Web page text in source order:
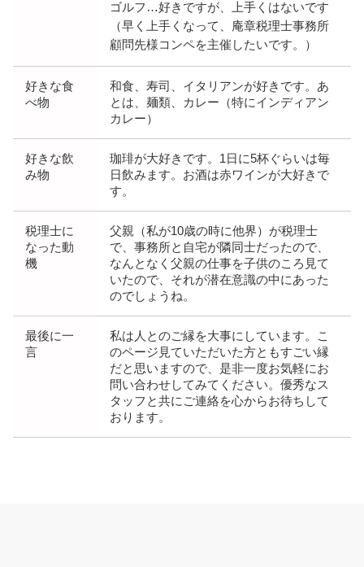
ゴルフ…好きですが、上手くはないです
（早く上手くなって、庵章税理士事務所
顧問先様コンペを主催したいです。）
好きな食
べ物
和食、寿司、イタリアンが好きです。あ
とは、麺類、カレー（特にインディアン
カレー）
好きな飲
み物
珈琲が大好きです。1日に5杯ぐらいは毎
日飲みます。お酒は赤ワインが大好きで
す。
税理士に
なった動
機
父親（私が10歳の時に他界）が税理士
で、事務所と自宅が隣同士だったので、
なんとなく父親の仕事を子供のころ見て
いたので、それが潜在意識の中にあった
のでしょうね。
最後に一
言
私は人とのご縁を大事にしています。こ
のページ見ていただいた方ともすごい縁
だと思いますので、是非一度お気軽にお
問い合わせしてみてください。優秀なス
タッフと共にご連絡を心からお待ちして
おります。